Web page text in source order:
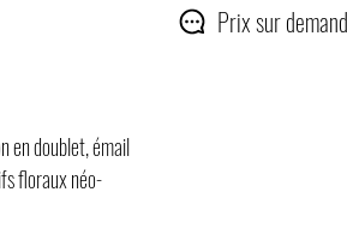
en doublet, émail
floraux néo-
Prix sur